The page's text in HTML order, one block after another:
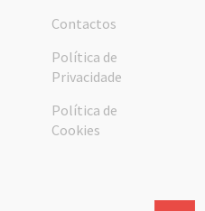
Contactos
Política de
Privacidade
Política de
Cookies